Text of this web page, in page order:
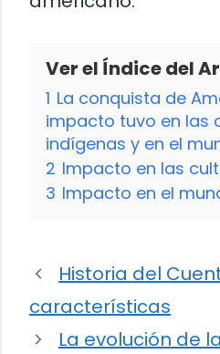
Ver el Índice del
1 La conquista de
impacto tuvo en las
indígenas y en el
2 Impacto en las
3 Impacto en el
Historia del
características
La evolución de